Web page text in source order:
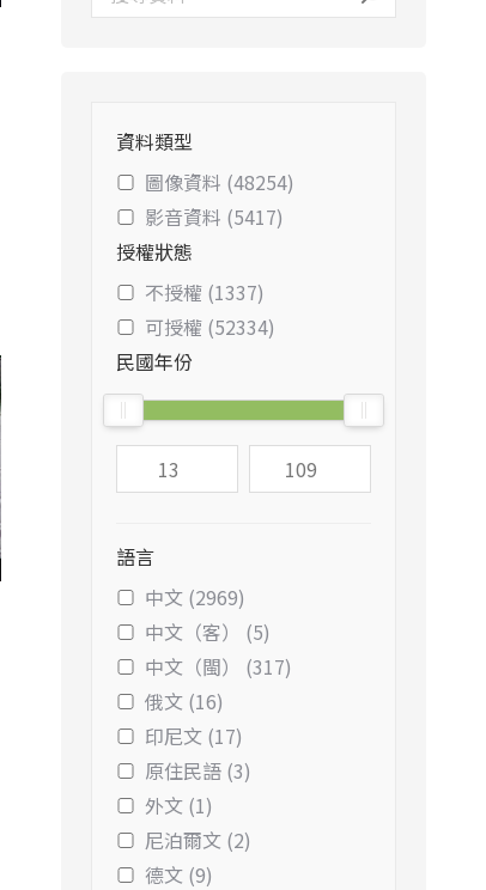
資料類型
圖像資料 (48254)
影音資料 (5417)
授權狀態
不授權 (1337)
可授權 (52334)
民國年份
語言
中文 (2969)
中文（客） (5)
中文（閩） (317)
俄文 (16)
印尼文 (17)
原住民語 (3)
外文 (1)
尼泊爾文 (2)
德文 (9)